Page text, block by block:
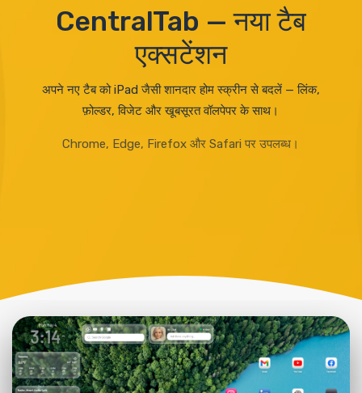
CentralTab — नया टैब
एक्सटेंशन
अपने नए टैब को iPad जैसी शानदार होम स्क्रीन से बदलें — लिंक,
फ़ोल्डर, विजेट और खूबसूरत वॉलपेपर के साथ।
Chrome, Edge, Firefox और Safari पर उपलब्ध।